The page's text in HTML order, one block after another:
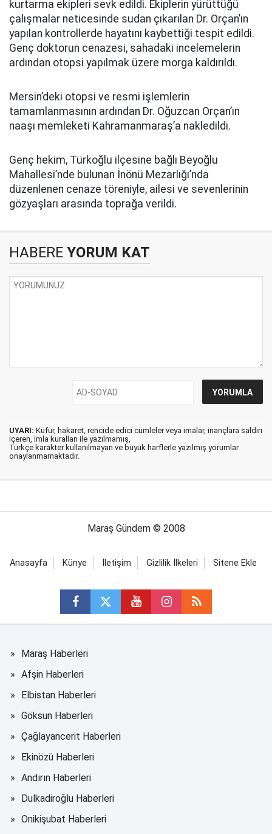
kurtarma ekipleri sevk edildi. Ekiplerin yürüttüğü
çalışmalar neticesinde sudan çıkarılan Dr. Orçan’ın
yapılan kontrollerde hayatını kaybettiği tespit edildi.
Genç doktorun cenazesi, sahadaki incelemelerin
ardından otopsi yapılmak üzere morga kaldırıldı.
Mersin’deki otopsi ve resmi işlemlerin
tamamlanmasının ardından Dr. Oğuzcan Orçan’ın
naaşı memleketi Kahramanmaraş’a nakledildi.
Genç hekim, Türkoğlu ilçesine bağlı Beyoğlu
Mahallesi’nde bulunan İnönü Mezarlığı’nda
düzenlenen cenaze töreniyle, ailesi ve sevenlerinin
gözyaşları arasında toprağa verildi.
HABERE YORUM KAT
UYARI: Küfür, hakaret, rencide edici cümleler veya imalar, inançlara saldırı
içeren, imla kuralları ile yazılmamış,
Türkçe karakter kullanılmayan ve büyük harflerle yazılmış yorumlar
onaylanmamaktadır.
Maraş Gündem © 2008
Anasayfa Künye İletişim Gizlilik İlkeleri Sitene Ekle
Maraş Haberleri
Afşin Haberleri
Elbistan Haberleri
Göksun Haberleri
Çağlayancerit Haberleri
Ekinözü Haberleri
Andırın Haberleri
Dulkadiroğlu Haberleri
Onikişubat Haberleri